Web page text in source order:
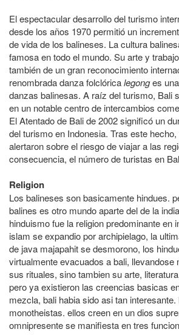
El espectacular desarrollo del turismo
desde los años 1970 permitió un
de vida de los balineses. La cultura
famosa en todo el mundo. Su arte y
también de un gran reconocimiento
renombrada danza folclóricalegonges
danzas balinesas. A raíz del turismo, Bali
en un notable centro de intercambios
El Atentado de Bali de 2002 significó un
del turismo en Indonesia. Tras este
alertaron sobre el riesgo de viajar a las
consecuencia, el número de turistas en
Religion
Los balineses son basicamente hindues.
balines es otro mundo aparte del de la
hinduismo fue la religion predominante en
islam se expandio por archipielago, la
de java majapahit se desmorono, los
virtualmente evacuados a bali, llevandose
sus rituales, sino tambien su arte,
pero ya existieron las creencias basicas
mezcla, bali habia sido asi tan
monotheistas. ellos creen en un dios
omnipresente se manifiesta en tres